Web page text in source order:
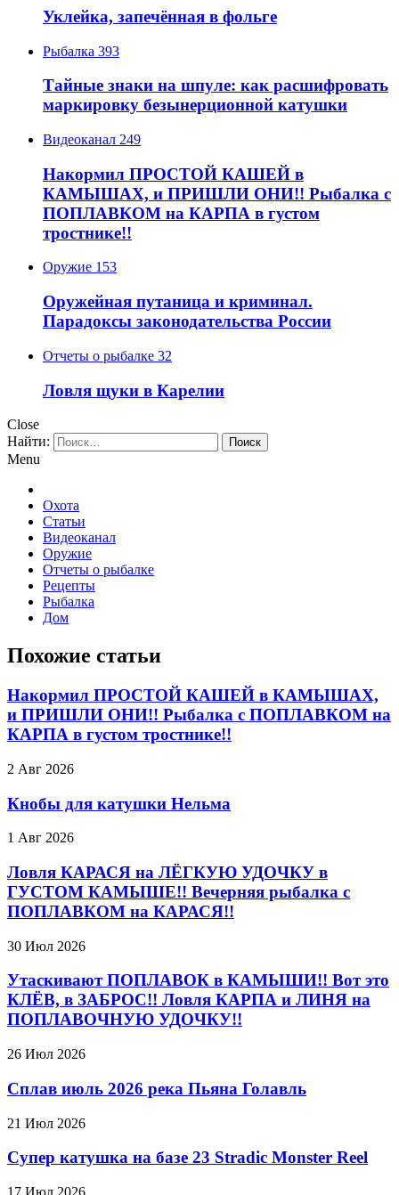
Уклейка, запечённая в фольге
Рыбалка 393
Тайные знаки на шпуле: как расшифровать
маркировку безынерционной катушки
Видеоканал 249
Накормил ПРОСТОЙ КАШЕЙ в
КАМЫШАХ, и ПРИШЛИ ОНИ!! Рыбалка с
ПОПЛАВКОМ на КАРПА в густом
тростнике!!
Оружие 153
Оружейная путаница и криминал.
Парадоксы законодательства России
Отчеты о рыбалке 32
Ловля щуки в Карелии
Close
Найти:
Menu
Охота
Статьи
Видеоканал
Оружие
Отчеты о рыбалке
Рецепты
Рыбалка
Дом
Похожие статьи
Накормил ПРОСТОЙ КАШЕЙ в КАМЫШАХ,
и ПРИШЛИ ОНИ!! Рыбалка с ПОПЛАВКОМ на
КАРПА в густом тростнике!!
2 Авг 2026
Кнобы для катушки Нельма
1 Авг 2026
Ловля КАРАСЯ на ЛЁГКУЮ УДОЧКУ в
ГУСТОМ КАМЫШЕ!! Вечерняя рыбалка с
ПОПЛАВКОМ на КАРАСЯ!!
30 Июл 2026
Утаскивают ПОПЛАВОК в КАМЫШИ!! Вот это
КЛЁВ, в ЗАБРОС!! Ловля КАРПА и ЛИНЯ на
ПОПЛАВОЧНУЮ УДОЧКУ!!
26 Июл 2026
Сплав июль 2026 река Пьяна Голавль
21 Июл 2026
Супер катушка на базе 23 Stradic Monster Reel
17 Июл 2026